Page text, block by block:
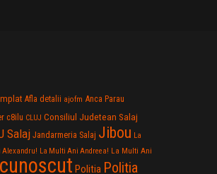
Afla detalii ajofm Anca Parau
c8ilu CLUJ Consiliul Judetean Salaj
Salaj Jandarmeria Salaj Jibou La
Alexandru! La Multi Ani Andreea! La Multi Ani
Politia Politia